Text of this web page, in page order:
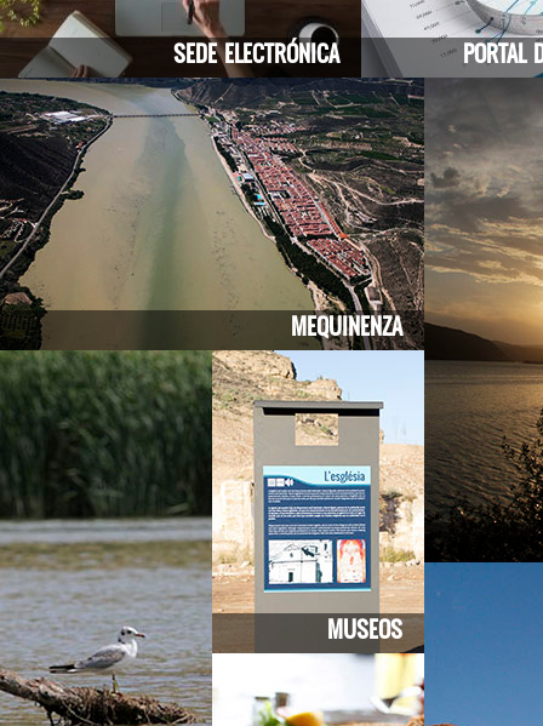
SEDE ELECTRÓNICA
MEQUINENZA
MUSEOS